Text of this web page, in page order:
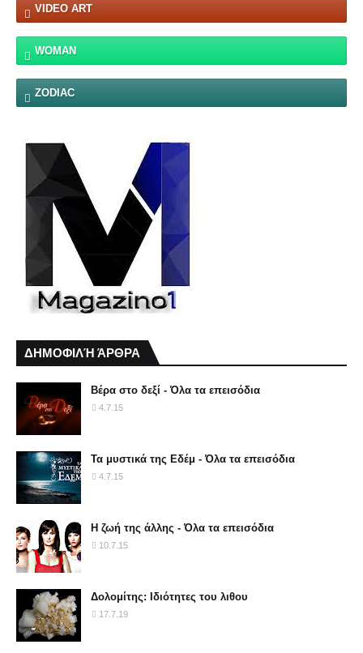
VIDEO ART
WOMAN
ZODIAC
ΔΗΜΟΦΙΛΉ ΆΡΘΡΑ
Βέρα στο δεξί - Όλα τα επεισόδια
4.7.15
Τα μυστικά της Εδέμ - Όλα τα επεισόδια
4.7.15
Η ζωή της άλλης - Όλα τα επεισόδια
10.7.15
Δολομίτης: Ιδιότητες του λιθου
17.7.19